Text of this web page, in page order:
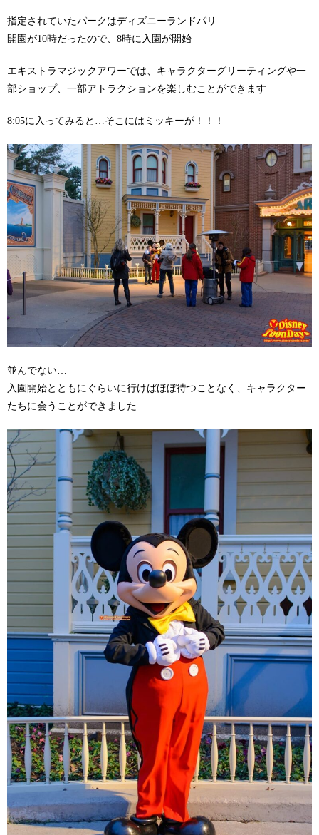
指定されていたパークはディズニーランドパリ
開園が10時だったので、8時に入園が開始
エキストラマジックアワーでは、キャラクターグリーティングや一
部ショップ、一部アトラクションを楽しむことができます
8:05に入ってみると…そこにはミッキーが！！！
並んでない…
入園開始とともにぐらいに行けばほぼ待つことなく、キャラクター
たちに会うことができました